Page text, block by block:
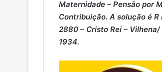
Maternidade – ⁠Pensão por
Contribuição. A solução é
2880 – Cristo Rei –
1934.